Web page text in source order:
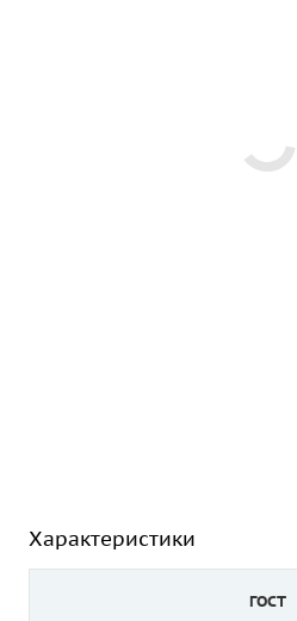
Характеристики
ГОСТ